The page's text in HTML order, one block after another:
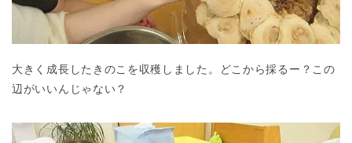
千葉県 千葉県 全域
大きく成長したきのこを収穫しました。どこから採るー？この
辺がいいんじゃない？